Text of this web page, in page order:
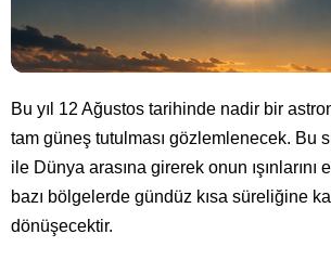
Bu yıl 12 Ağustos tarihinde nadir bir
tam güneş tutulması gözlemlenecek. Bu
ile Dünya arasına girerek onun ışınlarını
bazı bölgelerde gündüz kısa süreliğine
dönüşecektir.